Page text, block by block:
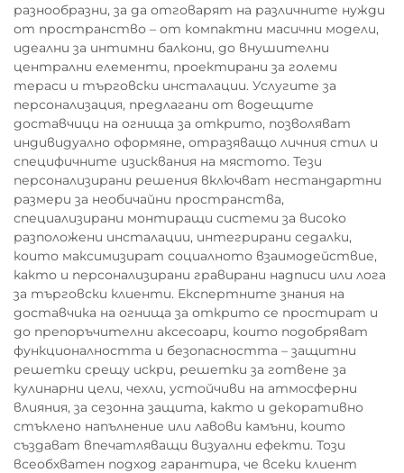
разнообразни, за да отговарят на различните нужди
от пространство – от компактни масични модели,
идеални за интимни балкони, до внушителни
централни елементи, проектирани за големи
тераси и търговски инсталации. Услугите за
персонализация, предлагани от водещите
доставчици на огнища за открито, позволяват
индивидуално оформяне, отразяващо личния стил и
специфичните изисквания на мястото. Тези
персонализирани решения включват нестандартни
размери за необичайни пространства,
специализирани монтиращи системи за високо
разположени инсталации, интегрирани седалки,
които максимизират социалното взаимодействие,
както и персонализирани гравирани надписи или лога
за търговски клиенти. Експертните знания на
доставчика на огнища за открито се простират и
до препоръчителни аксесоари, които подобряват
функционалността и безопасността – защитни
решетки срещу искри, решетки за готвене за
кулинарни цели, чехли, устойчиви на атмосферни
влияния, за сезонна защита, както и декоративно
стъклено напълнение или лавови камъни, които
създават впечатляващи визуални ефекти. Този
всеобхватен подход гарантира, че всеки клиент